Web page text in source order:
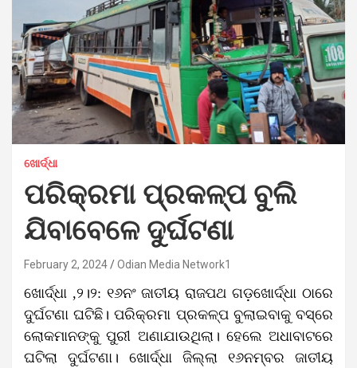
ଖୋର୍ଦ୍ଧା
ପରିକ୍ରମା ପ୍ରକଳ୍ପ ବୁଲି
ଯିବାବେଳେ ଦୁର୍ଘଟଣା
February 2, 2024 Odian Media Network1
ଖୋର୍ଦ୍ଧା ,୨।୨: ୧୬ନଂ ଜାତୀୟ ରାଜପଥ ଗଡ଼ଖୋର୍ଦ୍ଧା ଠାରେ
ଦୁର୍ଘଟଣା ଘଟିଛି। ପରିକ୍ରମା ପ୍ରକଳ୍ପ ବୁଲାଇବାକୁ ବସ୍‌ରେ
ଲୋକମାନଙ୍କୁ ପୁରୀ ଅଣାଯାଉଥିଲା। ହେଲେ ଅଧାବାଟରେ
ଘଟିଲା ଦୁର୍ଘଟଣା। ଖୋର୍ଦ୍ଧା ଜିଲ୍ଲା ୧୬ନମ୍ବର ଜାତୀୟ